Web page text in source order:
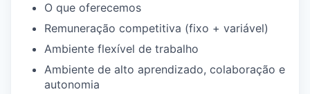
O que oferecemos
Remuneração competitiva (fixo + variável)
Ambiente flexível de trabalho
Ambiente de alto aprendizado, colaboração e
autonomia